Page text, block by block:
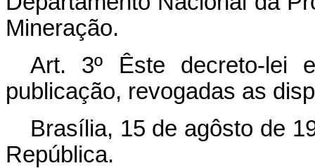
Mineração.
Art. 3º Êste decreto-lei
publicação, revogadas as
Brasília, 15 de agôsto de
República.